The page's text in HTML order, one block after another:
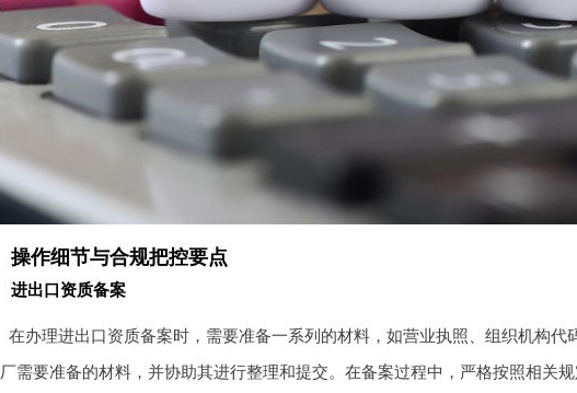
操作细节与合规把控要点
进出口资质备案
在办理进出口资质备案时，需要准备一系列的材料，如营业执照、组织机构
厂需要准备的材料，并协助其进行整理和提交。在备案过程中，严格按照相关